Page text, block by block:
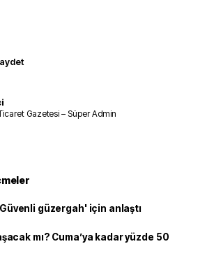
Gazetesi – Süper Admin
güzergah' için anlaştı
mı? Cuma’ya kadar yüzde 50